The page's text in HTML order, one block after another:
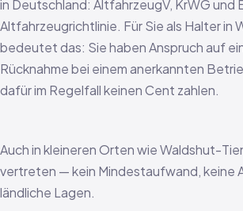
in Deutschland: AltfahrzeugV, KrWG und
Altfahrzeugrichtlinie. Für Sie als Halter in
bedeutet das: Sie haben Anspruch auf
Rücknahme bei einem anerkannten
dafür im Regelfall keinen Cent zahlen.
Auch in kleineren Orten wie Waldshut-
vertreten — kein Mindestaufwand, keine
ländliche Lagen.